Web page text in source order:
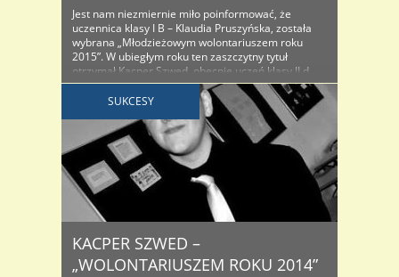
Jest nam niezmiernie miło poinformować, że
uczennica klasy I B – Klaudia Pruszyńska, została
wybrana „Młodzieżowym wolontariuszem roku
2015”. W ubiegłym roku ten zaszczytny tytuł
otrzymał Kacper Szwed, obecnie uczeń klasy II d,
także nominowany w tym roku. Tegoroczna
kapituła wyróżniła także Maję Szocińską z klasy II c.
Gala wręczenia nagród i wyróżnień odbyła się ..
SUKCESY
KACPER SZWED –
„WOLONTARIUSZEM ROKU 2014”